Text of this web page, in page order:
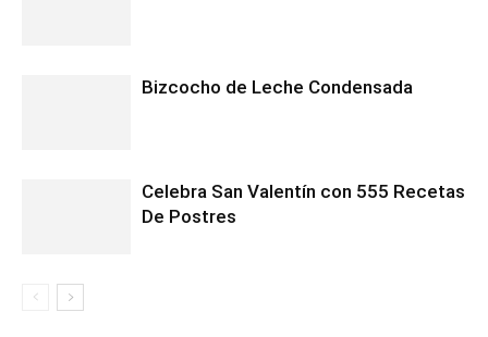
Bizcocho de Leche Condensada
Celebra San Valentín con 555 Recetas
De Postres